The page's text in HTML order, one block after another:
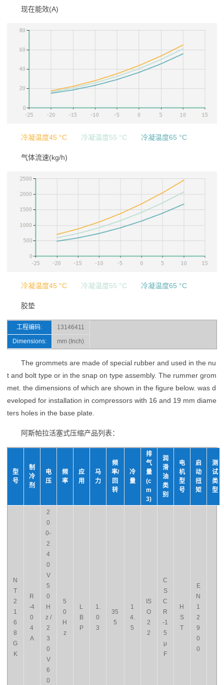
现在能效(A)
冷凝温度45 °C 冷凝温度55 °C 冷凝温度65 °C
气体流速(kg/h)
冷凝温度45 °C 冷凝温度55 °C 冷凝温度65 °C
胶垫
工程编码:
13146411
Dimensions:
mm (Inch)
The grommets are made of special rubber and used in the nu
t and bolt type or in the snap on type assembly. The rummer grom
met. the dimensions of which are shown in the figure below. was d
eveloped for installation in compressors with 16 and 19 mm diame
ters holes in the base plate.
阿斯帕拉活塞式压缩产品列表：
型
号
制
冷
剂
电
压
频
率
应
用
马
力
频
率/
回
转
冷
量
排
气
量
(c
m
3)
润
滑
油
类
别
电
机
型
号
启
动
扭
矩
测
试
类
型
N
T
2
1
6
8
G
K
R
-4
0
4
A
2
0
0-
2
4
0
V
5
0
H
z /
2
3
0
V
6
0
5
0
H
z
L
B
P
1.
0
3
35
5
1
4.
5
IS
O
2
2
C
S
C
R
-1
5
μ
F
H
S
T
E
N
1
2
9
0
0